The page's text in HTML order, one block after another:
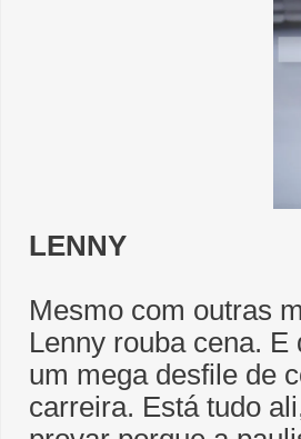
LENNY
Mesmo com outras
Lenny rouba cena.
um mega desfile de
carreira. Está tudo